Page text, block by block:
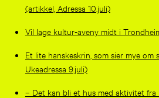
(artikkel, Adressa 10.juli)
Vil lage kultur-aveny midt i
Et lite hanskeskrin, som sier mye om
Ukeadressa 9.juli)
– Det kan bli et hus med aktivitet fra